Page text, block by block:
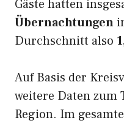
Gäste hatten
Übernachtungen
Durchschnitt also
Auf Basis der
weitere Daten zum
Region. Im